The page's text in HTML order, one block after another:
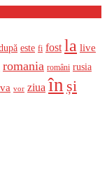
este fi fost la live
romania români rusia
va vor ziua în și